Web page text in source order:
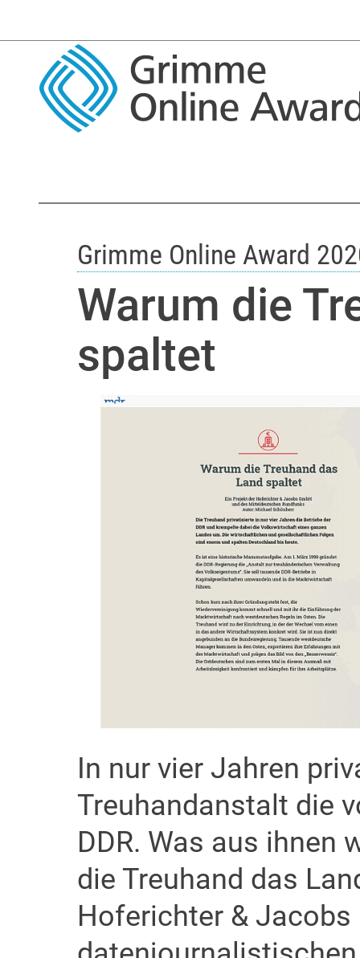
Grimme Online Award
Warum die
spaltet
In nur vier Jahren
Treuhandanstalt die
DDR. Was aus ihnen
die Treuhand das
Hoferichter & Jacobs